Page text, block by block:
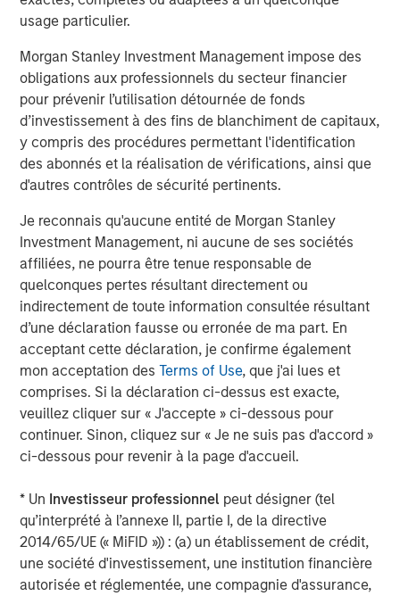
usage particulier.
Morgan Stanley Investment Management impose des
obligations aux professionnels du secteur financier
pour prévenir l’utilisation détournée de fonds
d’investissement à des fins de blanchiment de capitaux,
y compris des procédures permettant l'identification
des abonnés et la réalisation de vérifications, ainsi que
d'autres contrôles de sécurité pertinents.
Je reconnais qu'aucune entité de Morgan Stanley
Investment Management, ni aucune de ses sociétés
affiliées, ne pourra être tenue responsable de
quelconques pertes résultant directement ou
indirectement de toute information consultée résultant
d’une déclaration fausse ou erronée de ma part. En
acceptant cette déclaration, je confirme également
mon acceptation desTerms of Use, que j'ai lues et
comprises. Si la déclaration ci-dessus est exacte,
veuillez cliquer sur « J'accepte » ci-dessous pour
continuer. Sinon, cliquez sur « Je ne suis pas d'accord »
ci-dessous pour revenir à la page d'accueil.
* Un Investisseur professionnel peut désigner (tel
qu’interprété à l’annexe II, partie I, de la directive
2014/65/UE (« MiFID »)) : (a) un établissement de crédit,
une société d'investissement, une institution financière
autorisée et réglementée, une compagnie d'assurance,
Living, Assisted Living, Enhanced Care, and Wellspring
with Alzheimer’s disease and other forms of dementia.
Brightview’s award-winning culture has been recognized
at the top of Fortune Magazine’s Best Workplace in Aging
Services for five years in a row and is the only senior
living company recognized multiple times by Fortune’s
100 Best Companies to Work for, Fortune’s Best
Workplaces for Women, and People Magazine’s
Companies that Care. Brightview communities rank in the
top three organizations in the country for the percentage
of communities awarded U.S. News & World Report’s Best
Independent Living, Best Assisted Living, and Best
Memory Care awards.
About Morgan Stanley Real Estate Investing
Morgan Stanley Real Estate Investing (MSREI) is the global
private real estate investment management business of
Morgan Stanley. One of the most active property
investors in the world for over three decades, MSREI
employs a patient, disciplined approach through global
real estate investment strategies. With 17 offices
throughout the U.S., Europe and Asia, regional teams of
dedicated real estate professionals combine a unique
global perspective with local presence and significant
transaction execution expertise. MSREI currently